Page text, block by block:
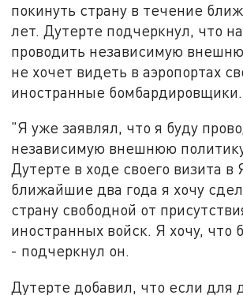
покинуть страну в течение
лет. Дутерте подчеркнул, что
проводить независимую
не хочет видеть в аэропортах
иностранные бомбардировщики.
"Я уже заявлял, что я буду
независимую внешнюю
Дутерте в ходе своего визита в
ближайшие два года я хочу
страну свободной от
иностранных войск. Я хочу, что
- подчеркнул он.
Дутерте добавил, что если для